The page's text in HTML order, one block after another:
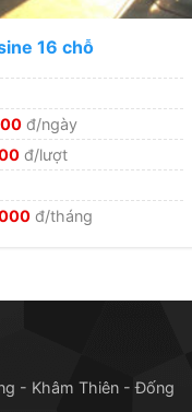
16 chỗ
đ/ngày
đ/lượt
đ/tháng
- Khâm Thiên - Đống